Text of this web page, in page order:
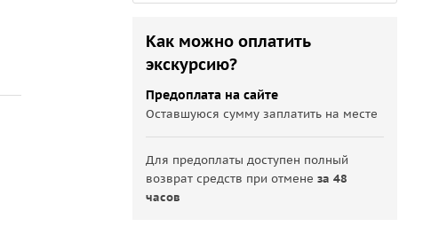
Как можно оплатить
экскурсию?
Предоплата на сайте
Оставшуюся сумму заплатить на месте
Для предоплаты доступен полный
возврат средств при отменеза 48
часов